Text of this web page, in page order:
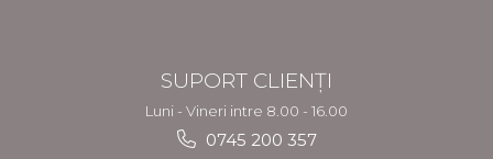
SUPORT CLIENȚI
Luni - Vineri intre 8.00 - 16.00
0745 200 357